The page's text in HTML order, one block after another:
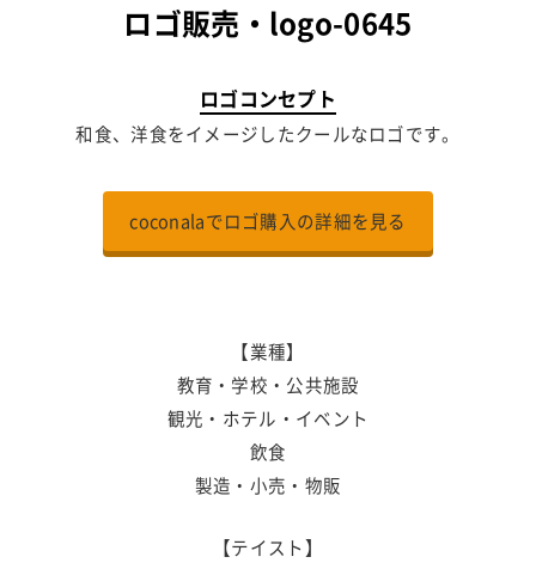
ロゴ販売・logo-0645
ロゴコンセプト
和食、洋食をイメージしたクールなロゴです。
coconalaでロゴ購入の詳細を見る
【業種】
教育・学校・公共施設
観光・ホテル・イベント
飲食
製造・小売・物販
【テイスト】